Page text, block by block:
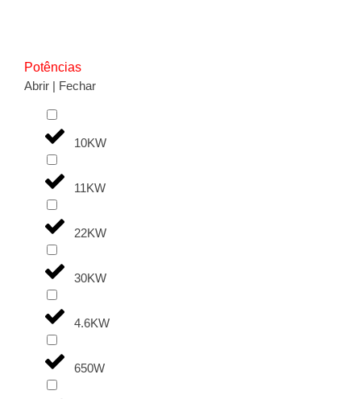
Potências
Abrir | Fechar
10KW
11KW
22KW
30KW
4.6KW
650W